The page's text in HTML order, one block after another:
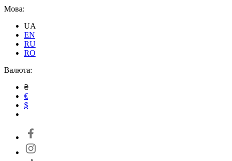
Мова:
UA
EN
RU
RO
Валюта:
₴
€
$